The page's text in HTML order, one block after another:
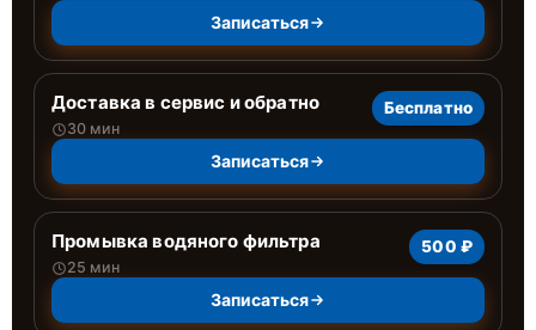
Записаться
Доставка в сервис и обратно
30 мин
Бесплатно
Записаться
Промывка водяного фильтра
25 мин
500 ₽
Записаться